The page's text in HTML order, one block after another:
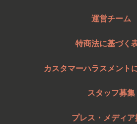
運営チーム
特商法に基づく
カスタマーハラスメント
スタッフ募集
プレス・メディア